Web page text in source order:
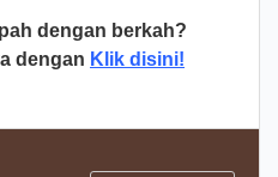
dengan berkah?
dengan Klik disini!